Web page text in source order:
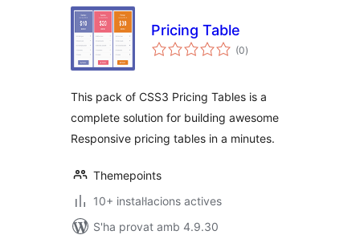
Pricing Table
(0puntuacions
totals
)
This pack of CSS3 Pricing Tables is a
complete solution for building awesome
Responsive pricing tables in a minutes.
Themepoints
10+ instal·lacions actives
S'ha provat amb 4.9.30